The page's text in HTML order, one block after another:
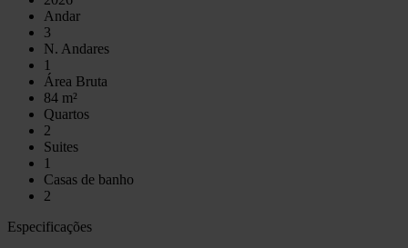
Andar
3
N. Andares
1
Área Bruta
84 m²
Quartos
2
Suites
1
Casas de banho
2
Especificações